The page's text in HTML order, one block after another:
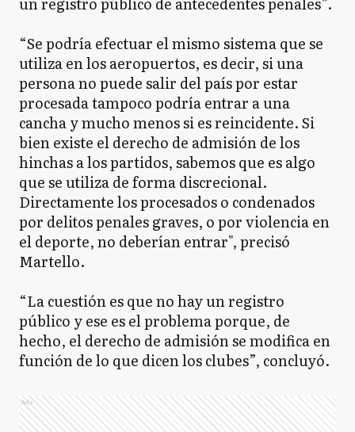
“Se podría efectuar el mismo sistema que se
utiliza en los aeropuertos, es decir, si una
persona no puede salir del país por estar
procesada tampoco podría entrar a una
cancha y mucho menos si es reincidente. Si
bien existe el derecho de admisión de los
hinchas a los partidos, sabemos que es algo
que se utiliza de forma discrecional.
Directamente los procesados o condenados
por delitos penales graves, o por violencia en
el deporte, no deberían entrar", precisó
Martello.
“La cuestión es que no hay un registro
público y ese es el problema porque, de
hecho, el derecho de admisión se modifica en
función de lo que dicen los clubes”, concluyó.
Ads